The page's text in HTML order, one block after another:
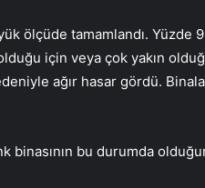
ölçüde tamamlandı.
için veya çok yakın
ağır hasar gördü.
binasının bu durumda